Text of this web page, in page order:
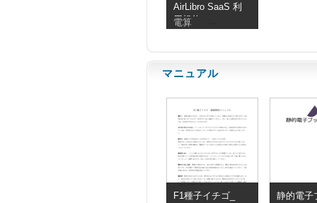
AirLibro SaaS 利
用規約
電算
マニュアル
F1種子イチゴ_
静的電子